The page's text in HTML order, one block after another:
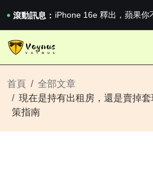
滾動訊息： 2026澳網男單收官：全滿
《巔峰守衛 Highguard》
iPhone 16e 釋出，蘋果你
iPhone 16e 釋出，蘋果你
首頁
全部文章
現在是持有出租房，還是賣掉
策指南